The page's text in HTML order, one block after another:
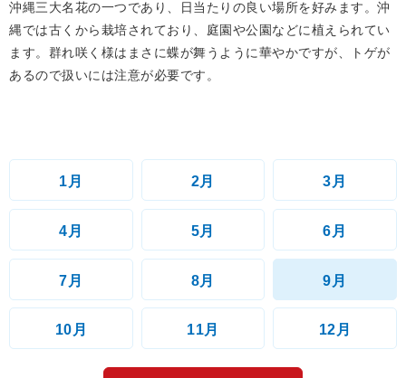
沖縄三大名花の一つであり、日当たりの良い場所を好みます。沖
縄では古くから栽培されており、庭園や公園などに植えられてい
ます。群れ咲く様はまさに蝶が舞うように華やかですが、トゲが
あるので扱いには注意が必要です。
1月 2月 3月
4月 5月 6月
7月 8月 9月
10月 11月 12月